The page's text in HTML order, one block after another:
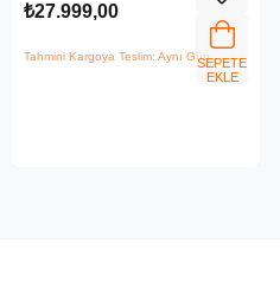
₺27.999,00
Tahmini Kargoya Teslim: Aynı GünSEPETE
EKLE